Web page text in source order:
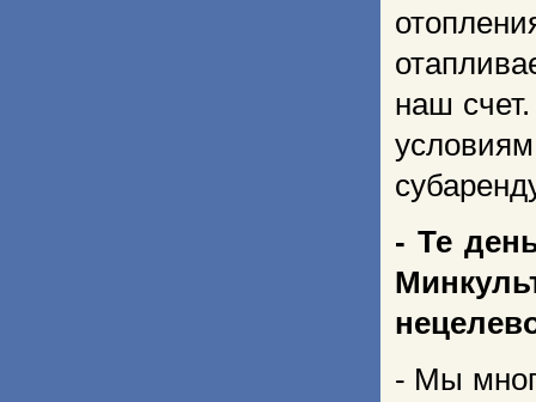
наш
- Те
- Мы